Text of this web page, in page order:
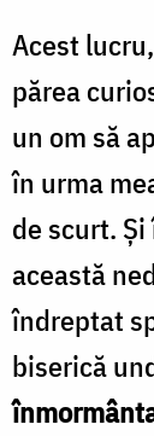
Acest
părea
un om să
în urma
de scurt.
această
îndreptat
biserică